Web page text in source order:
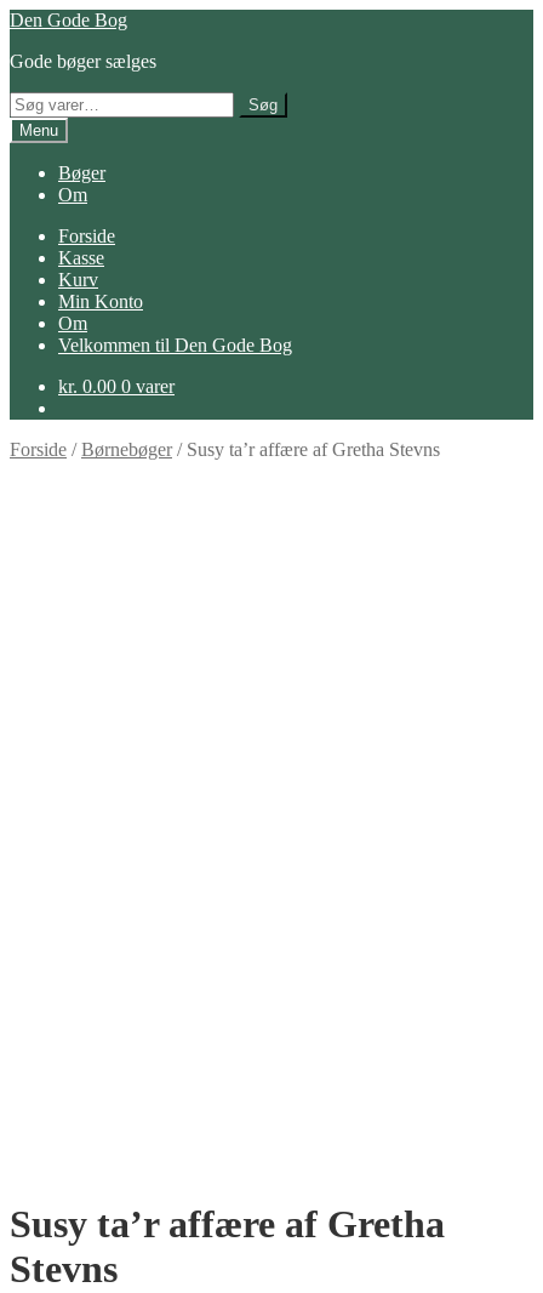
Spring
navigation
Spring
indhold
Den Gode Bog
Gode bøger sælges
Søg
efter:
Søg
Menu
Bøger
Om
Forside
Kasse
Kurv
Min Konto
Om
Velkommen til Den Gode Bog
kr. 0.00 0 varer
Forside /Børnebøger/ Susy ta’r affære af Gretha Stevns
Susy ta’r affære af Gretha
Stevns